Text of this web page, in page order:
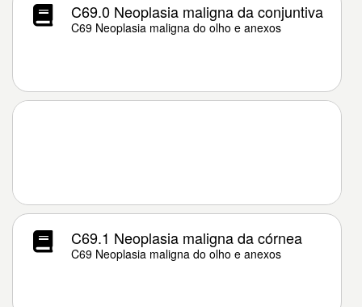
C69.0 Neoplasia maligna da conjuntiva
C69 Neoplasia maligna do olho e anexos
C69.1 Neoplasia maligna da córnea
C69 Neoplasia maligna do olho e anexos